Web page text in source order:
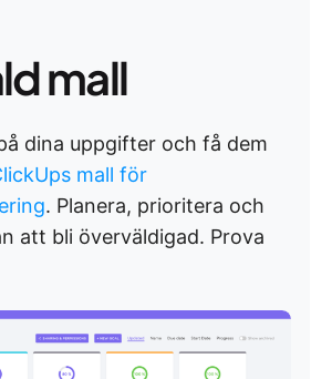
mall
dina uppgifter och få dem
mall för
. Planera, prioritera och
att bli överväldigad. Prova